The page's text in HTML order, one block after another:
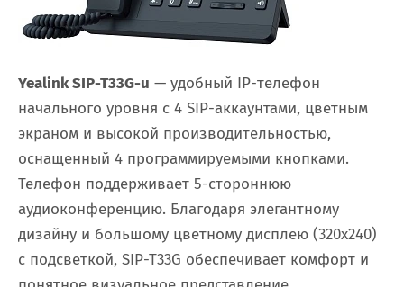
Yealink SIP-T33G-u — удобный IP-телефон
начального уровня с 4 SIP-аккаунтами, цветным
экраном и высокой производительностью,
оснащенный 4 программируемыми кнопками.
Телефон поддерживает 5-стороннюю
аудиоконференцию. Благодаря элегантному
дизайну и большому цветному дисплею (320x240)
с подсветкой, SIP-T33G обеспечивает комфорт и